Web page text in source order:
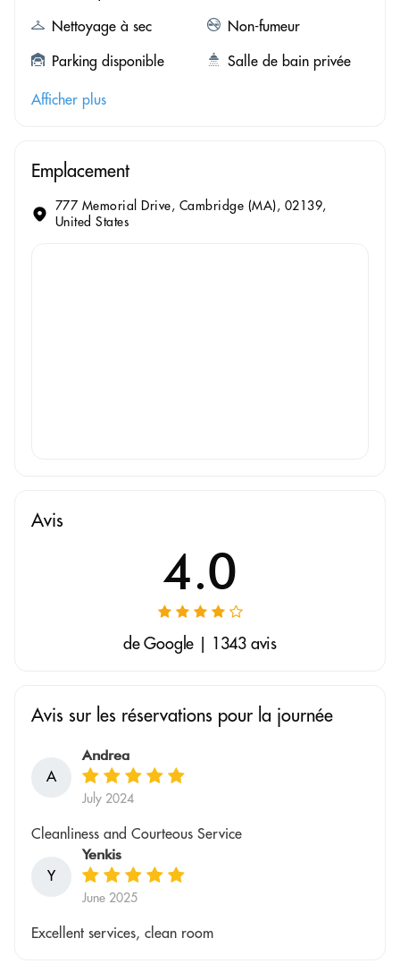
Nettoyage à sec
Non-fumeur
Parking disponible
Salle de bain privée
Afficher plus
Emplacement
777 Memorial Drive, Cambridge (MA), 02139,
United States
Avis
4.0
de Google | 1343 avis
Avis sur les réservations pour la journée
A
Andrea
July 2024
Cleanliness and Courteous Service
Y
Yenkis
June 2025
Excellent services, clean room